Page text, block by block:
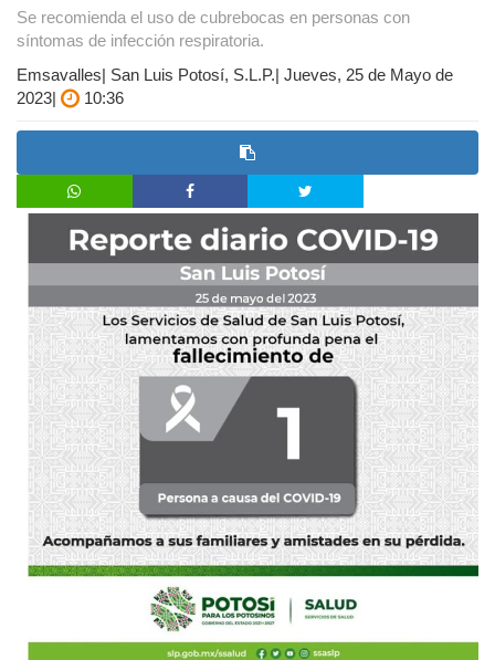
Se recomienda el uso de cubrebocas en personas con
síntomas de infección respiratoria.
Emsavalles| San Luis Potosí, S.L.P.| Jueves, 25 de Mayo de
2023|
10:36